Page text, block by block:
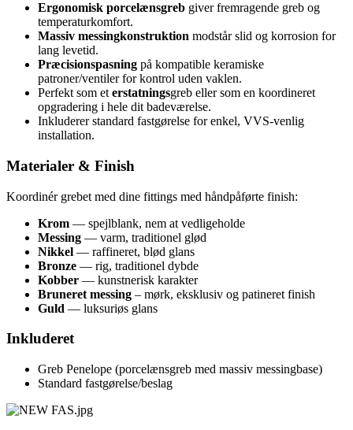
Ergonomisk porcelænsgreb giver fremragende greb og
temperaturkomfort.
Massiv messingkonstruktion modstår slid og korrosion for
lang levetid.
Præcisionspasning på kompatible keramiske
patroner/ventiler for kontrol uden vaklen.
Perfekt som et erstatningsgreb eller som en koordineret
opgradering i hele dit badeværelse.
Inkluderer standard fastgørelse for enkel, VVS-venlig
installation.
Materialer & Finish
Koordinér grebet med dine fittings med håndpåførte finish:
Krom — spejlblank, nem at vedligeholde
Messing — varm, traditionel glød
Nikkel — raffineret, blød glans
Bronze — rig, traditionel dybde
Kobber — kunstnerisk karakter
Bruneret messing – mørk, eksklusiv og patineret finish
Guld — luksuriøs glans
Inkluderet
Greb Penelope (porcelænsgreb med massiv messingbase)
Standard fastgørelse/beslag